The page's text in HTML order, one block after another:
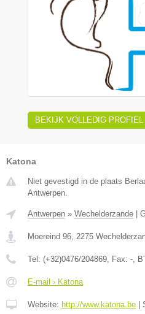
BEKIJK VOLLEDIG PROFIEL
Katona
Niet gevestigd in de plaats
Antwerpen.
Antwerpen » Wechelderzande
Moereind 96 2275
Tel: (+32)0476/204869 , Fax: - ,
E-mail › Katona
Website: http://www.katona.be